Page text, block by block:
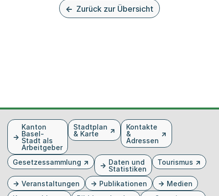
Zurück zur Übersicht
FusszeileKanton
Basel-
Stadt als
Arbeitgeber
Stadtplan
& Karte
Kontakte
&
Adressen
Gesetzessammlung
Daten und
Statistiken
Tourismus
Veranstaltungen Publikationen
Medien